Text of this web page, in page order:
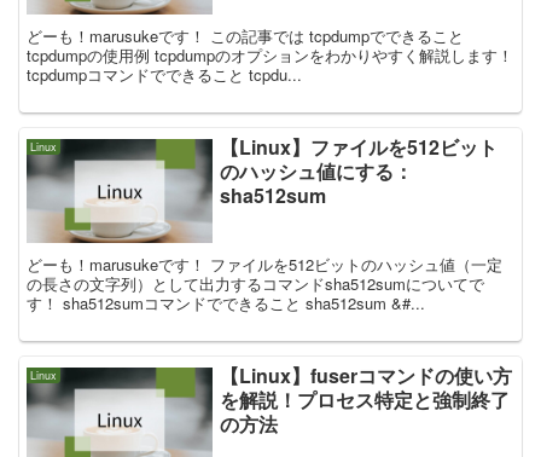
どーも！marusukeです！ この記事では tcpdumpでできること
tcpdumpの使用例 tcpdumpのオプションをわかりやすく解説します！
tcpdumpコマンドでできること tcpdu...
Linux
【Linux】ファイルを512ビット
のハッシュ値にする：
sha512sum
どーも！marusukeです！ ファイルを512ビットのハッシュ値（一定
の長さの文字列）として出力するコマンドsha512sumについてで
す！ sha512sumコマンドでできること sha512sum &#...
Linux
【Linux】fuserコマンドの使い方
を解説！プロセス特定と強制終了
の方法